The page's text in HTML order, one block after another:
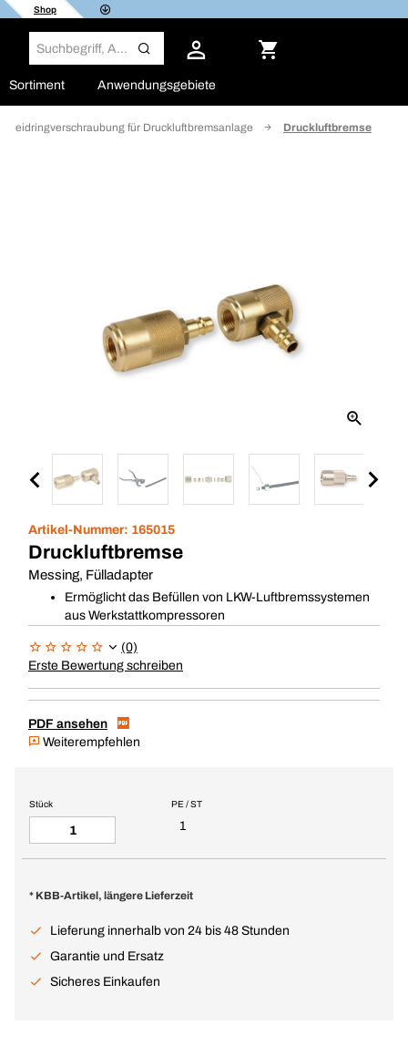
Shop
Sortiment Anwendungsgebiete
für Druckluftbremsanlage Druckluftbremse
Artikel-Nummer: 165015
Druckluftbremse
Messing, Fülladapter
Ermöglicht das Befüllen von LKW-Luftbremssystemen
aus Werkstattkompressoren
(0)
Erste Bewertung schreiben
PDF ansehen
Weiterempfehlen
PE / ST
1
Stück
* KBB-Artikel, längere Lieferzeit
Lieferung innerhalb von 24 bis 48 Stunden
Garantie und Ersatz
Sicheres Einkaufen